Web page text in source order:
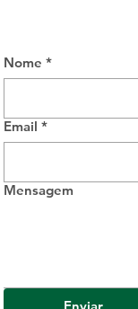
Nome *
Email *
Mensagem